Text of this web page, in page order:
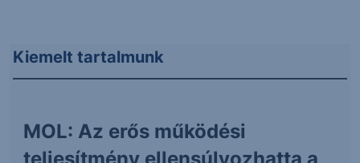
Kiemelt tartalmunk
MOL: Az erős működési